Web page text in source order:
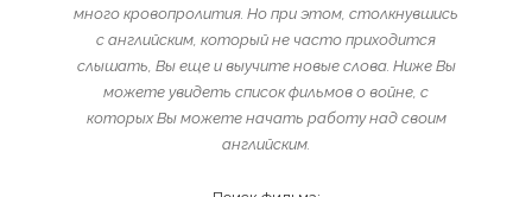
много кровопролития. Но при этом, столкнувшись
с английским, который не часто приходится
слышать, Вы еще и выучите новые слова. Ниже Вы
можете увидеть список фильмов о войне, с
которых Вы можете начать работу над своим
английским.